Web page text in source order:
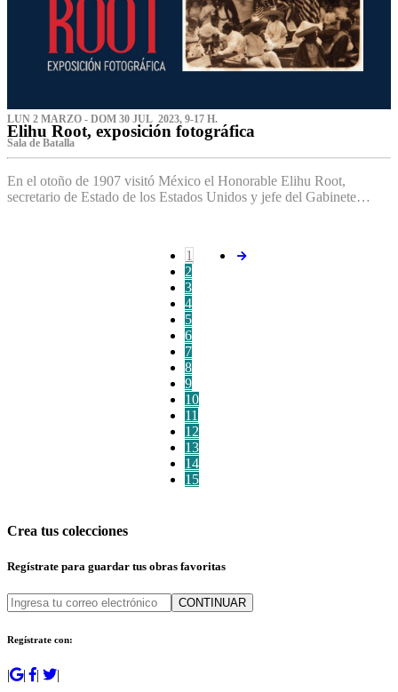
LUN 2 MARZO - DOM 30 JUL 2023, 9-17 H.
Elihu Root, exposición fotográfica
Sala de Batalla
En el otoño de 1907 visitó México el Honorable Elihu Root,
secretario de Estado de los Estados Unidos y jefe del Gabinete…
1
2
3
4
5
6
7
8
9
10
11
12
13
14
15
Crea tus colecciones
Regístrate para guardar tus obras favoritas
CONTINUAR
Regístrate con:
| | | |